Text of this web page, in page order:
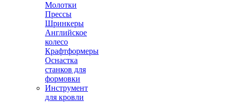
Молотки
Прессы
Шринкеры
Английское
колесо
Крафтформеры
Оснастка
станков для
формовки
Инструмент
для кровли